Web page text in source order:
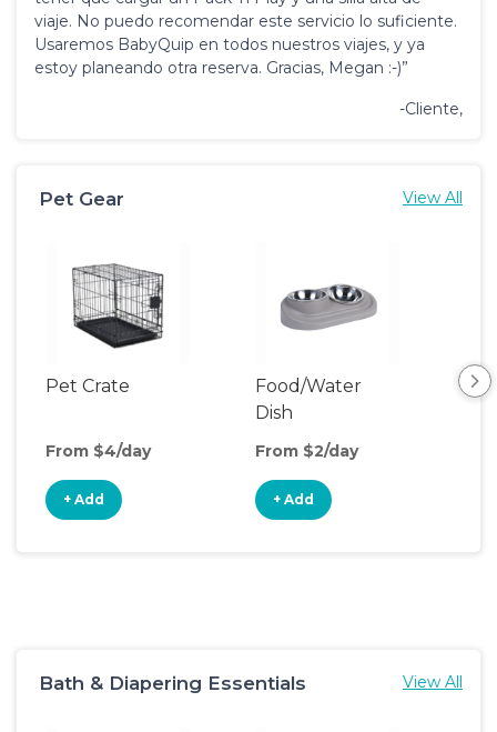
viaje. No puedo recomendar este servicio lo suficiente.
Usaremos BabyQuip en todos nuestros viajes, y ya
estoy planeando otra reserva. Gracias, Megan :-)”
-Cliente,
Pet Gear View All
Pet Crate
From $4/day
+ Add
Food/Water
Dish
From $2/day
+ Add
Bath & Diapering Essentials View All